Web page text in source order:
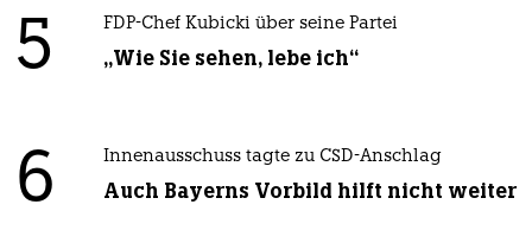
5 FDP-Chef Kubicki über seine Partei
„Wie Sie sehen, lebe ich“
6 Innenausschuss tagte zu CSD-Anschlag
Auch Bayerns Vorbild hilft nicht weiter